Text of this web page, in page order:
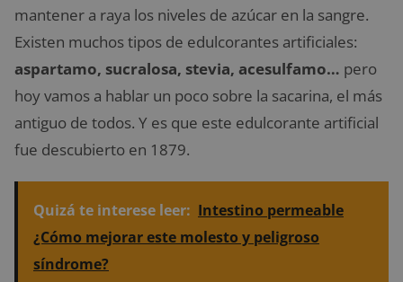
mantener a raya los niveles de azúcar en la sangre.
Existen muchos tipos de edulcorantes artificiales:
aspartamo, sucralosa, stevia, acesulfamo… pero
hoy vamos a hablar un poco sobre la sacarina, el más
antiguo de todos. Y es que este edulcorante artificial
fue descubierto en 1879.
Quizá te interese leer: Intestino permeable
¿Cómo mejorar este molesto y peligroso
síndrome?